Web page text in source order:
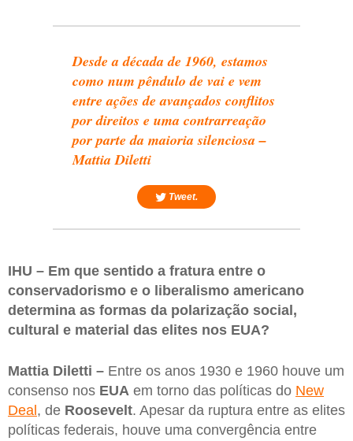
Desde a década de 1960, estamos
como num pêndulo de vai e vem
entre ações de avançados conflitos
por direitos e uma contrarreação
por parte da maioria silenciosa –
Mattia Diletti
Tweet.
IHU – Em que sentido a fratura entre o
conservadorismo e o liberalismo americano
determina as formas da polarização social,
cultural e material das elites nos EUA?
Mattia Diletti – Entre os anos 1930 e 1960 houve um
consenso nos EUA em torno das políticas do New
Deal , de Roosevelt. Apesar da ruptura entre as elites
políticas federais, houve uma convergência entre